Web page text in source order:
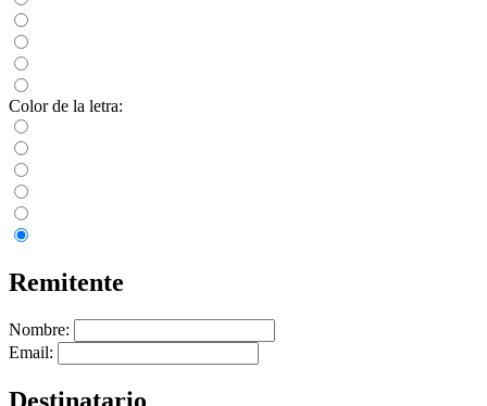
Color de la letra:
Remitente
Nombre:
Email:
Destinatario